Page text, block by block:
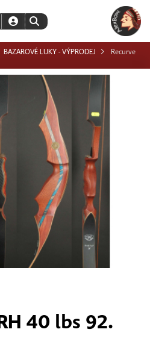
BAZAROVÉ LUKY - VÝPRODEJ Recurve
40 lbs 92.